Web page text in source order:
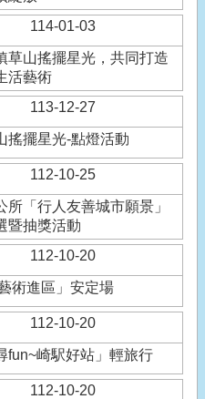
114-01-03
草山搖擺星光，共同打造
活藝術
113-12-27
搖擺星光-點燈活動
112-10-25
所「行人友善城市願景」
暨抽獎活動
112-10-20
術進區」安定場
112-10-20
fun~崎駅好站」輕旅行
112-10-20